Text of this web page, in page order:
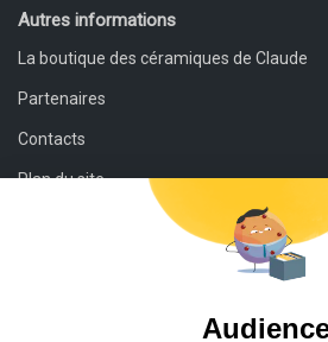
Autres informations
La boutique des céramiques de Claude
Partenaires
Contacts
Plan du site
Conditions générales de vente et de retour